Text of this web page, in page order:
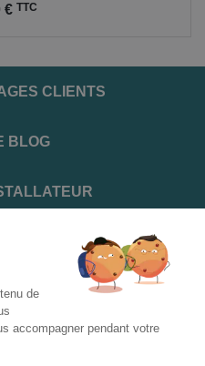
€ TTC
CLIENTS
BLOG
APRÈS VENTE
OFFICIELS